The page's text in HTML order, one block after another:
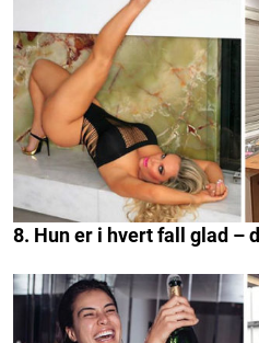
8. Hun er i hvert fall glad –